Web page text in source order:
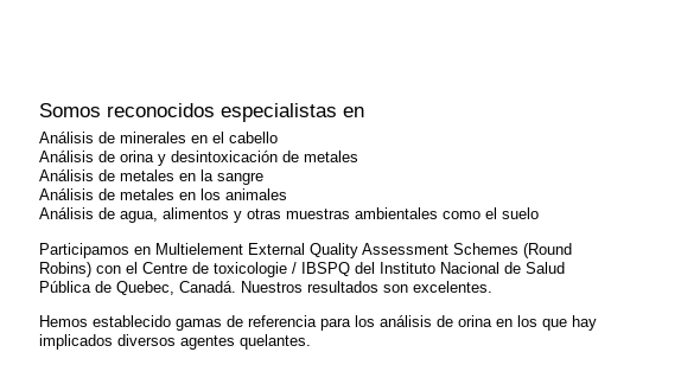
Somos reconocidos especialistas en
Análisis de minerales en el cabello
Análisis de orina y desintoxicación de metales
Análisis de metales en la sangre
Análisis de metales en los animales
Análisis de agua, alimentos y otras muestras ambientales como el suelo
Participamos en Multielement External Quality Assessment Schemes (Round
Robins) con el Centre de toxicologie / IBSPQ del Instituto Nacional de Salud
Pública de Quebec, Canadá. Nuestros resultados son excelentes.
Hemos establecido gamas de referencia para los análisis de orina en los que hay
implicados diversos agentes quelantes.